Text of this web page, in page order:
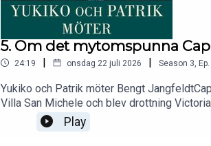
5. Om det mytomspunna
24:19 | onsdag 22 juli 2026 | Season 3 Ep.
Yukiko och Patrik möter Bengt
Villa San Michele och blev drottning
klippor. I det här avsnittet möter vi Bengt
Stories serie ”Yukiko och Patrik möter”,
Play